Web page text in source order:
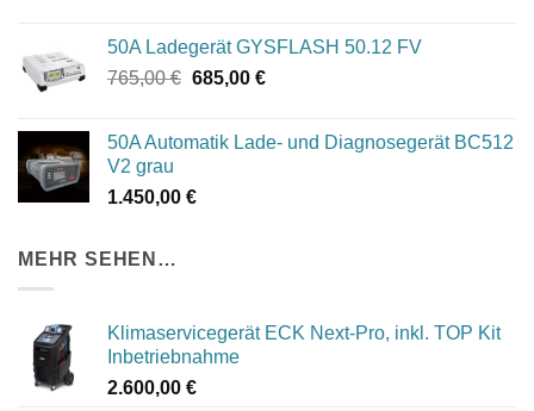
840,00 € 750,00 €.
50A Ladegerät GYSFLASH 50.12 FV
765,00€ Ursprünglicher
765,00 €
685,00 €Aktueller
685,00 €.
50A Automatik Lade- und Diagnosegerät BC512
V2 grau
1.450,00 €
MEHR SEHEN…
Klimaservicegerät ECK Next-Pro, inkl. TOP Kit
Inbetriebnahme
2.600,00 €